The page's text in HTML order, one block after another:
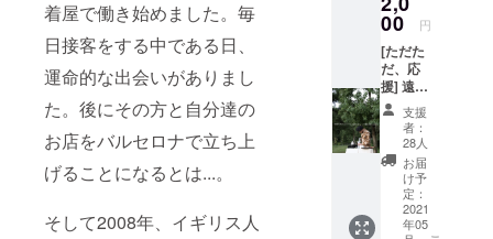
着屋で働き始めました。毎
日接客をする中である日、
運命的な出会いがありまし
た。後にその方と自分達の
お店をバルセロナで立ち上
げることになるとは...。
そして2008年、イギリス人
カーをこよ
なく愛する
1982年生ま
れ。
00 円
[ただた
だ、応
援] 遠く
からで
も近く
からで
も、皆
様から
の応援
を頂け
れば非
支援
者：
28人
お届
け予
定：
2021
年05